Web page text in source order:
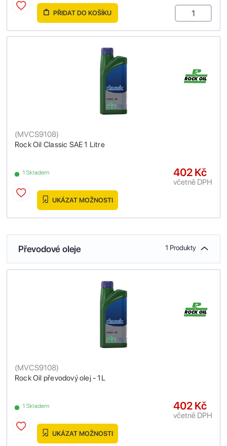
PŘIDAT DO KOŠÍKU
Rock Oil Classic SAE 1 Litre
(MVCS9108)
1 Skladem 402 Kč
včetně DPH
UKÁZAT MOŽNOSTI
Převodové oleje 1 Produkty
Rock Oil převodový olej - 1L
(MVCS9108)
1 Skladem 402 Kč
včetně DPH
UKÁZAT MOŽNOSTI